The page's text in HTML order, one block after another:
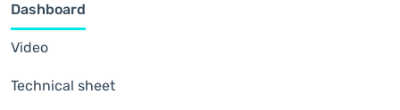
Dashboard
Video
Technical sheet